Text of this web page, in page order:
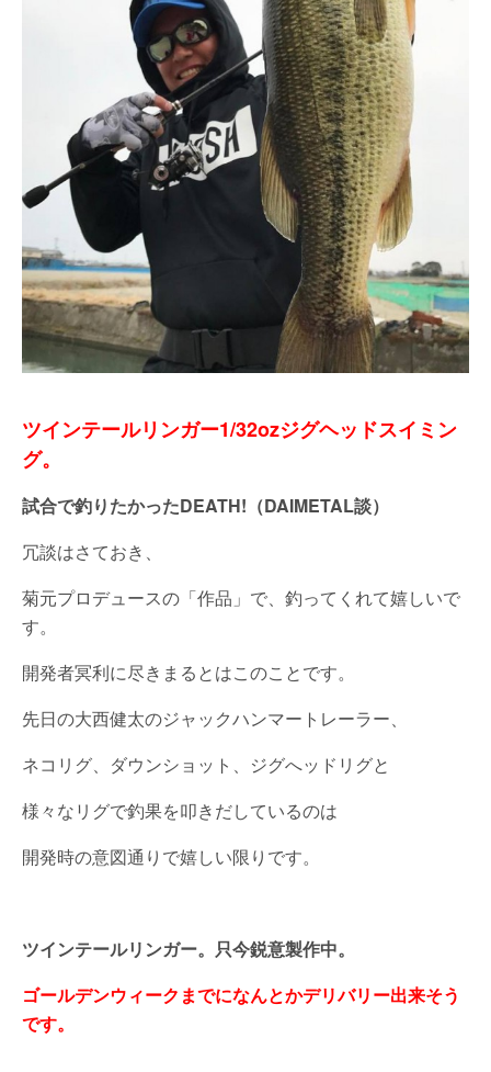
ツインテールリンガー1/32ozジグヘッドスイミン
グ。
試合で釣りたかったDEATH!（DAIMETAL談）
冗談はさておき、
菊元プロデュースの「作品」で、釣ってくれて嬉しいで
す。
開発者冥利に尽きまるとはこのことです。
先日の大西健太のジャックハンマートレーラー、
ネコリグ、ダウンショット、ジグへッドリグと
様々なリグで釣果を叩きだしているのは
開発時の意図通りで嬉しい限りです。
ツインテールリンガー。只今鋭意製作中。
ゴールデンウィークまでになんとかデリバリー出来そう
です。